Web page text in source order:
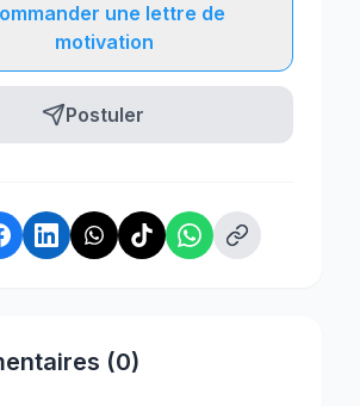
une lettre de
motivation
Postuler
(0)